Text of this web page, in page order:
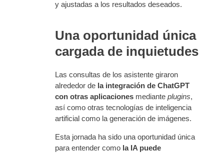
y ajustadas a los resultados deseados.
Una oportunidad única
cargada de inquietudes
Las consultas de los asistente giraron
alrededor de la integración de ChatGPT
con otras aplicaciones mediante plugins,
así como otras tecnologías de inteligencia
artificial como la generación de imágenes.
Esta jornada ha sido una oportunidad única
para entender como la IA puede